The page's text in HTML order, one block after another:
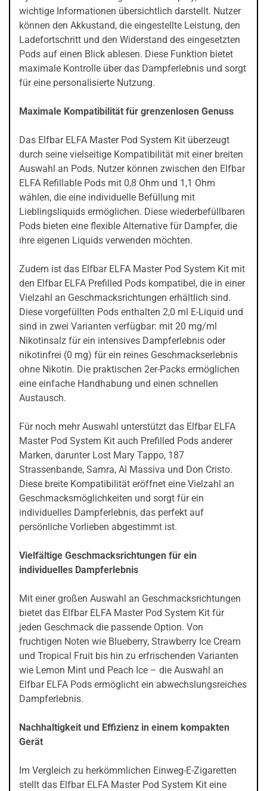
wichtige Informationen übersichtlich darstellt. Nutzer
können den Akkustand, die eingestellte Leistung, den
Ladefortschritt und den Widerstand des eingesetzten
Pods auf einen Blick ablesen. Diese Funktion bietet
maximale Kontrolle über das Dampferlebnis und sorgt
für eine personalisierte Nutzung.
Maximale Kompatibilität für grenzenlosen Genuss
Das Elfbar ELFA Master Pod System Kit überzeugt
durch seine vielseitige Kompatibilität mit einer breiten
Auswahl an Pods. Nutzer können zwischen den Elfbar
ELFA Refillable Pods mit 0,8 Ohm und 1,1 Ohm
wählen, die eine individuelle Befüllung mit
Lieblingsliquids ermöglichen. Diese wiederbefüllbaren
Pods bieten eine flexible Alternative für Dampfer, die
ihre eigenen Liquids verwenden möchten.
Zudem ist das Elfbar ELFA Master Pod System Kit mit
den Elfbar ELFA Prefilled Pods kompatibel, die in einer
Vielzahl an Geschmacksrichtungen erhältlich sind.
Diese vorgefüllten Pods enthalten 2,0 ml E-Liquid und
sind in zwei Varianten verfügbar: mit 20 mg/ml
Nikotinsalz für ein intensives Dampferlebnis oder
nikotinfrei (0 mg) für ein reines Geschmackserlebnis
ohne Nikotin. Die praktischen 2er-Packs ermöglichen
eine einfache Handhabung und einen schnellen
Austausch.
Für noch mehr Auswahl unterstützt das Elfbar ELFA
Master Pod System Kit auch Prefilled Pods anderer
Marken, darunter Lost Mary Tappo, 187
Strassenbande, Samra, Al Massiva und Don Cristo.
Diese breite Kompatibilität eröffnet eine Vielzahl an
Geschmacksmöglichkeiten und sorgt für ein
individuelles Dampferlebnis, das perfekt auf
persönliche Vorlieben abgestimmt ist.
Vielfältige Geschmacksrichtungen für ein
individuelles Dampferlebnis
Mit einer großen Auswahl an Geschmacksrichtungen
bietet das Elfbar ELFA Master Pod System Kit für
jeden Geschmack die passende Option. Von
fruchtigen Noten wie Blueberry, Strawberry Ice Cream
und Tropical Fruit bis hin zu erfrischenden Varianten
wie Lemon Mint und Peach Ice – die Auswahl an
Elfbar ELFA Pods ermöglicht ein abwechslungsreiches
Dampferlebnis.
Nachhaltigkeit und Effizienz in einem kompakten
Gerät
Im Vergleich zu herkömmlichen Einweg-E-Zigaretten
stellt das Elfbar ELFA Master Pod System Kit eine